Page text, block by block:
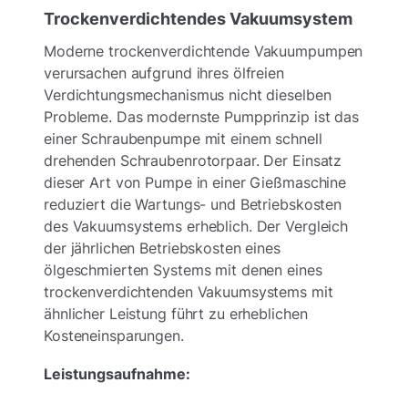
Trockenverdichtendes Vakuumsystem
Moderne trockenverdichtende Vakuumpumpen
verursachen aufgrund ihres ölfreien
Verdichtungsmechanismus nicht dieselben
Probleme. Das modernste Pumpprinzip ist das
einer Schraubenpumpe mit einem schnell
drehenden Schraubenrotorpaar. Der Einsatz
dieser Art von Pumpe in einer Gießmaschine
reduziert die Wartungs- und Betriebskosten
des Vakuumsystems erheblich. Der Vergleich
der jährlichen Betriebskosten eines
ölgeschmierten Systems mit denen eines
trockenverdichtenden Vakuumsystems mit
ähnlicher Leistung führt zu erheblichen
Kosteneinsparungen.
Leistungsaufnahme: